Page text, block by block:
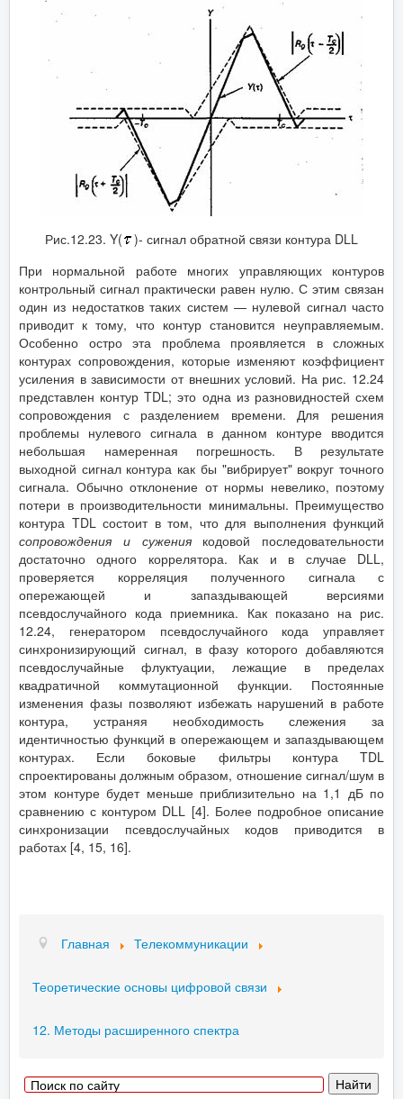
Рис.12.23. Y(
)- сигнал обратной связи контура DLL
При нормальной работе многих управляющих контуров
контрольный сигнал практически равен нулю. С этим связан
один из недостатков таких систем — нулевой сигнал часто
приводит к тому, что контур становится неуправляемым.
Особенно остро эта проблема проявляется в сложных
контурах сопровождения, которые изменяют коэффициент
усиления в зависимости от внешних условий. На рис. 12.24
представлен контур TDL; это одна из разновидностей схем
сопровождения с разделением времени. Для решения
проблемы нулевого сигнала в данном контуре вводится
небольшая намеренная погрешность. В результате
выходной сигнал контура как бы "вибрирует" вокруг точного
сигнала. Обычно отклонение от нормы невелико, поэтому
потери в производительности минимальны. Преимущество
контура TDL состоит в том, что для выполнения функций
сопровождения и сужения кодовой последовательности
достаточно одного коррелятора. Как и в случае DLL,
проверяется корреляция полученного сигнала с
опережающей и запаздывающей версиями
псевдослучайного кода приемника. Как показано на рис.
12.24, генератором псевдослучайного кода управляет
синхронизирующий сигнал, в фазу которого добавляются
псевдослучайные флуктуации, лежащие в пределах
квадратичной коммутационной функции. Постоянные
изменения фазы позволяют избежать нарушений в работе
контура, устраняя необходимость слежения за
идентичностью функций в опережающем и запаздывающем
контурах. Если боковые фильтры контура TDL
спроектированы должным образом, отношение сигнал/шум в
этом контуре будет меньше приблизительно на 1,1 дБ по
сравнению с контуром DLL [4]. Более подробное описание
синхронизации псевдослучайных кодов приводится в
работах [4, 15, 16].
Главная Телекоммуникации
Теоретические основы цифровой связи
12. Методы расширенного спектра